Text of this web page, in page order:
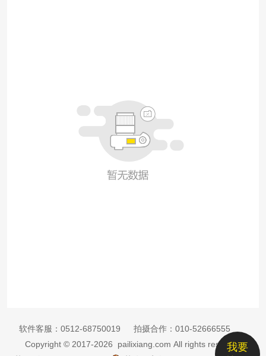
我要
软件客服： 0512-68750019 拍摄合作： 010-52666555
Copyright © 2017-2026 pailixiang.com All rights reserved